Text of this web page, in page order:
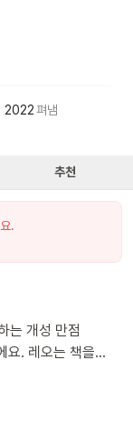
2022펴냄
추천
.
는 개성 만점
요. 레오는 책을
직하고 유쾌한
을 선물해 줄